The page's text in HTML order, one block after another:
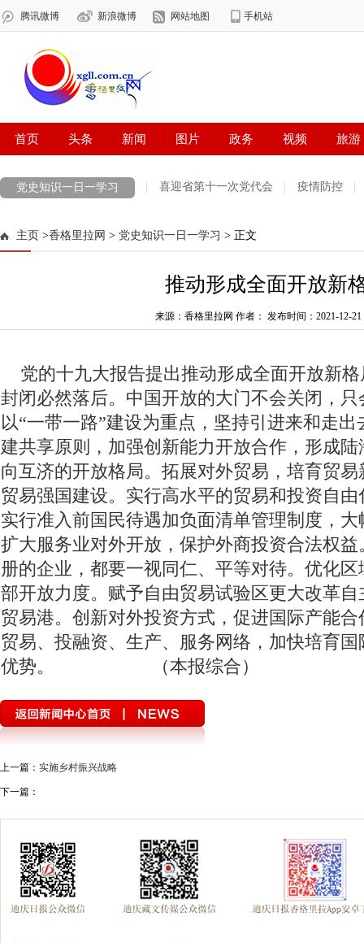
党史知识一日一学习 喜迎省第十一次党代会 疫情防控
祖国颂
中国正能量2021“五个一百”网络精品
网络中国节·端午 迪庆政法队伍教育整顿专
展望十四五开启新征程 法治宣传一日一说法 奋斗百年路启航新
决战决胜脱贫攻坚每日一播报 众志成城 团结奋进 抗击疫情 预
“不忘初心 牢记使命”主题教育 2018年“世界艾滋病日”宣传活动
开展扫黑除恶 建设善美云南 追梦火焰蓝 诚信建设万里行 习
坚持扫黄打非 2019年网络诚信宣传 迪庆“扶贫攻坚”手机摄影大
壮阔东方潮 奋进新时代 崇尚英雄 精忠报国——我们家的报国故事
2018年千名干部下基层促脱贫保稳定 2018全国两会 幸福的奋斗
迪庆高原党旗红 反邪教宣传教育 全面深化改革 迪庆在行动
迪庆藏族自治州成立60周年 拥护核心 心向北京 迪庆州历届州
习近平：绿水青山就是金山银山 喜迎十九大 砥砺奋进的五年
中国共产党云南省第十次代表大会 “聚焦中央经济工作会议”“治国理
迪庆州第八次党代会 中国共产党成立95周年
媒体眼中的斯那定珠
迪庆首届手机图片微视频大赛 西藏成立50周年 纪念抗战胜利70
禁毒宣传 三严三实 忠诚干净担当 迪庆州七届八次全会精神
三县一区 云南强基惠农 烟草 2014民运会 2014赛马节
主页 >香格里拉网 > 党史知识一日一学习 > 正文
推动形成全面开放新
来源：香格里拉网 作者： 发布时间：2021-12-21
党的十九大报告提出推动形成全面开放新
封闭必然落后。中国开放的大门不会关闭，
以“一带一路”建设为重点，坚持引进来和走
建共享原则，加强创新能力开放合作，形成
向互济的开放格局。拓展对外贸易，培育贸
贸易强国建设。实行高水平的贸易和投资自
实行准入前国民待遇加负面清单管理制度，
扩大服务业对外开放，保护外商投资合法权
册的企业，都要一视同仁、平等对待。优化
部开放力度。赋予自由贸易试验区更大改革
贸易港。创新对外投资方式，促进国际产能
贸易、投融资、生产、服务网络，加快培育
优势。 （本报综合）
上一篇： 实施乡村振兴战略
下一篇：